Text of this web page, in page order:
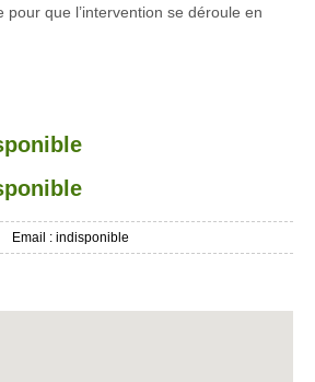
que l’intervention se déroule en
Email : indisponible